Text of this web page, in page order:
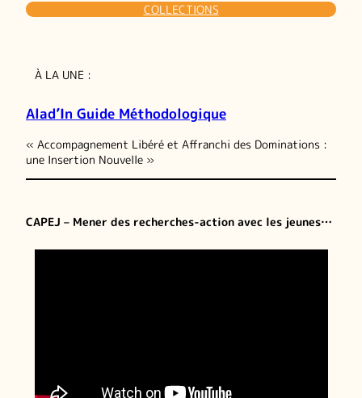
COLLECTIONS
À LA UNE :
Alad’In Guide Méthodologique
« Accompagnement Libéré et Affranchi des Dominations :
une Insertion Nouvelle »
CAPEJ – Mener des recherches-action avec les jeunes…